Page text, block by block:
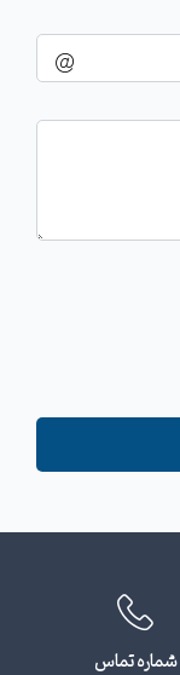
شماره تماس